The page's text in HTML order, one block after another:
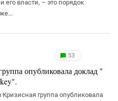
власти, – это порядок
53
опубликовала доклад "
группа опубликовала